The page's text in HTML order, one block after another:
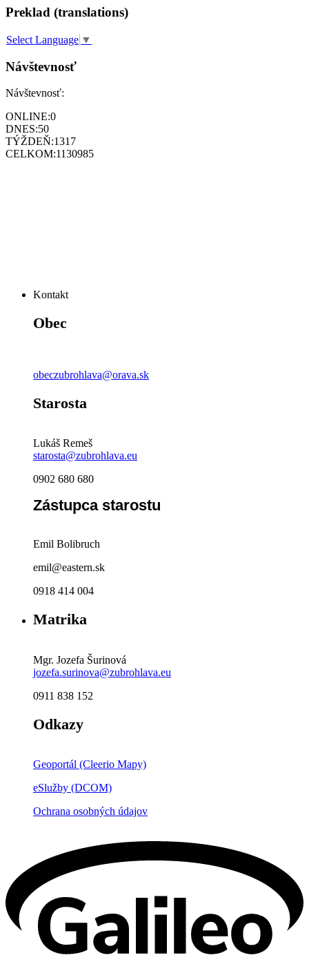
Preklad (translations)
Select Language ▼
Návštevnosť
Návštevnosť:
ONLINE:0
DNES:50
TÝŽDEŇ:1317
CELKOM:1130985
Kontakt
Obec
obeczubrohlava@orava.sk
Starosta
Lukáš Remeš
starosta@zubrohlava.eu
0902 680 680
Zástupca starostu
Emil Bolibruch
emil@eastern.sk
0918 414 004
Matrika
Mgr. Jozefa Šurinová
jozefa.surinova@zubrohlava.eu
0911 838 152
Odkazy
Geoportál (Cleerio Mapy)
eSlužby (DCOM)
Ochrana osobných údajov